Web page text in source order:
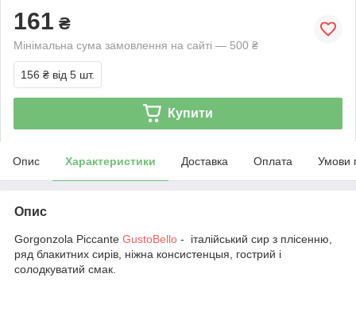
161 ₴
Мінімальна сума замовлення на сайті — 500 ₴
156 ₴ від 5 шт.
Купити
Опис Характеристики Доставка Оплата Умови
Опис
Gorgonzola Piccante GustoBello - італійський сир з плісенню,
ряд блакитних сирів, ніжна консистенцыя, гострий і
солодкуватий смак.